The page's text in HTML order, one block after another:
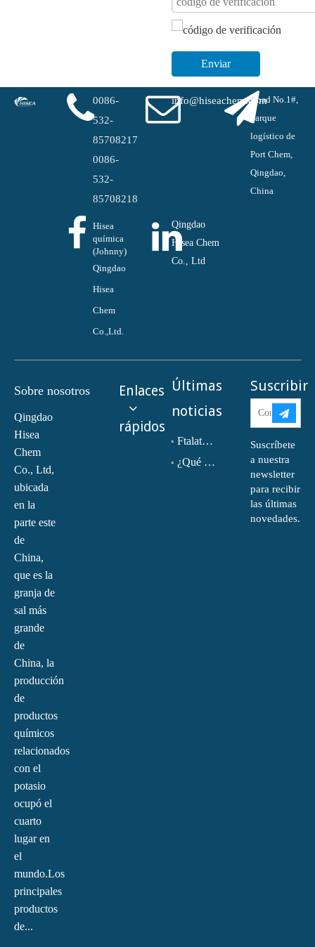
Enviar
0086-
532-
85708217
0086-
532-
85708218
info@hiseachem.comRoad No.1#,
parque
logístico de
Port Chem,
Qingdao,
China
Hisea
química
(Johnny)
Qingdao
Hisea
Chem
Co.,Ltd.
Qingdao
Hisea Chem
Co., Ltd
Sobre nosotros
Qingdao
Hisea
Chem
Co., Ltd,
ubicada
en la
parte este
de
China,
que es la
granja de
sal más
grande
de
China, la
producción
de
productos
químicos
relacionados
con el
potasio
ocupó el
cuarto
lugar en
el
mundo.Los
principales
productos
de...
Enlaces
rápidos
Últimas
noticias
Ftalato de dioctilo (DOP) CAS NO.:117-81-7
¿Qué es la monoetanolamina (MEA)?
Suscribir
Suscríbete
a nuestra
newsletter
para recibir
las últimas
novedades.